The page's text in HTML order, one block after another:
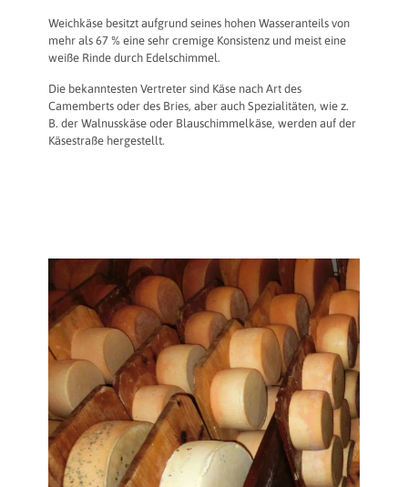
Weichkäse besitzt aufgrund seines hohen Wasseranteils von
mehr als 67 % eine sehr cremige Konsistenz und meist eine
weiße Rinde durch Edelschimmel.
Die bekanntesten Vertreter sind Käse nach Art des
Camemberts oder des Bries, aber auch Spezialitäten, wie z.
B. der Walnusskäse oder Blauschimmelkäse, werden auf der
Käsestraße hergestellt.